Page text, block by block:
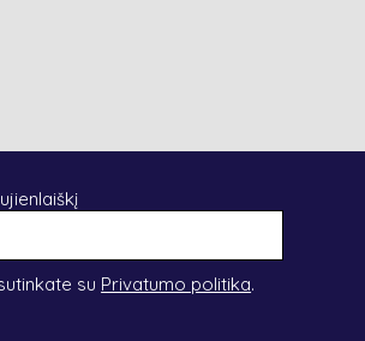
su Privatumo politika.